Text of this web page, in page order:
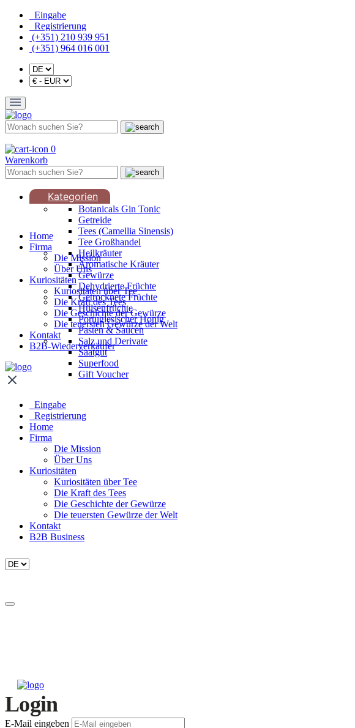
Eingabe
Registrierung
(+351) 210 939 951
(+351) 964 016 001
0
Warenkorb
Kategorien
Botanicals Gin Tonic
Getreide
Tees (Camellia Sinensis)
Tee Großhandel
Heilkräuter
Aromatische Kräuter
Gewürze
Dehydrierte Früchte
Getrocknete Früchte
Hülsenfrüchte
Portugiesischer Honig
Pasten & Saucen
Salz und Derivate
Saatgut
Superfood
Gift Voucher
Home
Firma
Die Mission
Über Uns
Kuriositäten
Kuriositäten über Tee
Die Kraft des Tees
Die Geschichte der Gewürze
Die teuersten Gewürze der Welt
Kontakt
B2B-Wiederverkäufer
Eingabe
Registrierung
Home
Firma
Die Mission
Über Uns
Kuriositäten
Kuriositäten über Tee
Die Kraft des Tees
Die Geschichte der Gewürze
Die teuersten Gewürze der Welt
Kontakt
B2B Business
Login
E-Mail eingeben